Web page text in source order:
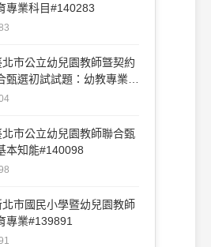
專業科目#140283
市公立幼兒園教師曁契約
甄選初試試題：幼教專業知
市公立幼兒園教師聯合甄
本知能#140098
市國民小學暨幼兒園教師
專業#139891